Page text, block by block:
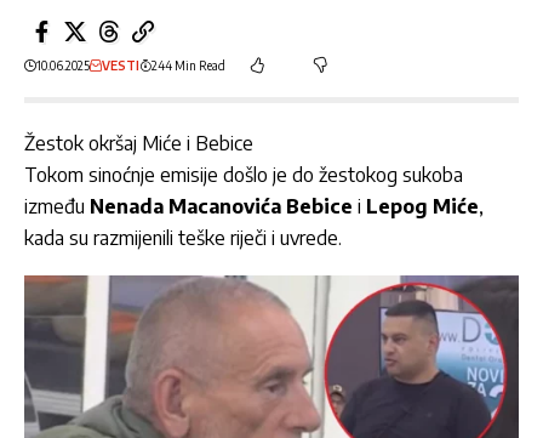
10.06.2025 VESTI 244 Min Read
Žestok okršaj Miće i Bebice
Tokom sinoćnje emisije došlo je do žestokog sukoba
između Nenada Macanovića Bebice i Lepog Miće,
kada su razmijenili teške riječi i uvrede.